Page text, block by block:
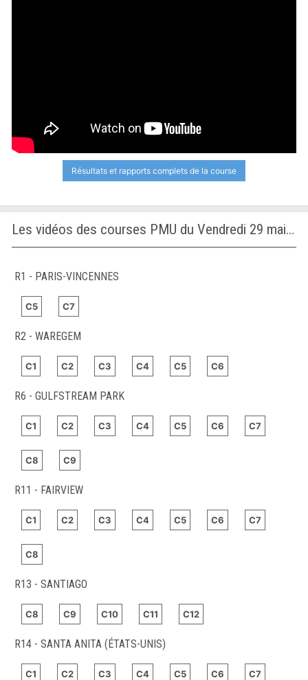
Résultats et rapports complets de la course
Les vidéos des courses PMU du Vendredi 29 mai 2026
R1 - PARIS-VINCENNES
C5 C7
R2 - WAREGEM
C1 C2 C3 C4 C5 C6
R6 - GULFSTREAM PARK
C1 C2 C3 C4 C5 C6 C7
C8 C9
R11 - FAIRVIEW
C1 C2 C3 C4 C5 C6 C7
C8
R13 - SANTIAGO
C8 C9 C10 C11 C12
R14 - SANTA ANITA (ÉTATS-UNIS)
C1 C2 C3 C4 C5 C6 C7